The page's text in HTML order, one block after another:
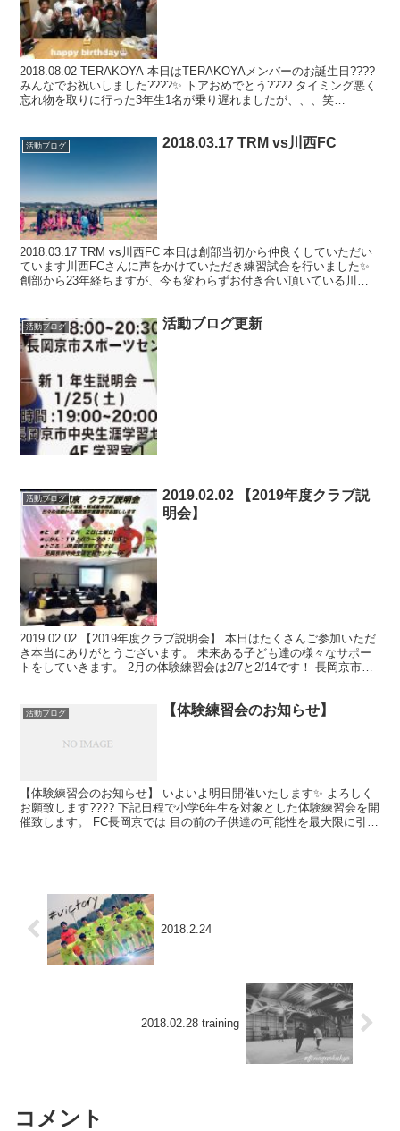
2018.08.02 TERAKOYA 本日はTERAKOYAメンバーのお誕生日????
みんなでお祝いしました????✨ トアおめでとう???? タイミング悪く
忘れ物を取りに行った3年生1名が乗り遅れましたが、、、笑
活動ブログ 2018.03.17 TRM vs川西FC
2018.03.17 TRM vs川西FC 本日は創部当初から仲良くしていただい
ています川西FCさんに声をかけていただき練習試合を行いました✨
創部から23年経ちますが、今も変わらずお付き合い頂いている川西
活動ブログ 活動ブログ更新
活動ブログ
2019.02.02 【2019年度クラブ説
明会】
2019.02.02 【2019年度クラブ説明会】 本日はたくさんご参加いただ
き本当にありがとうございます。 未来ある子ども達の様々なサポー
トをしていきます。 2月の体験練習会は2/7と2/14です！ 長岡京市ス
活動ブログ 【体験練習会のお知らせ】
【体験練習会のお知らせ】 いよいよ明日開催いたします✨ よろしく
お願致します???? 下記日程で小学6年生を対象とした体験練習会を開
催致します。 FC長岡京では 目の前の子供達の可能性を最大限に引き
2018.2.24
2018.02.28 training
コメント